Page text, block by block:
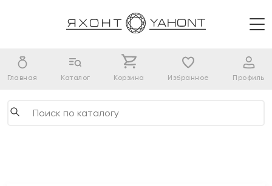
Главная Каталог Корзина Избранное Профиль